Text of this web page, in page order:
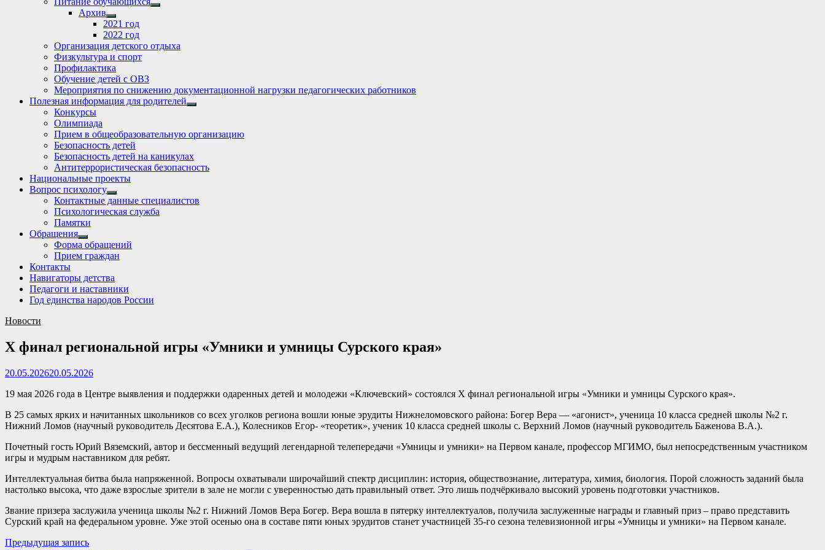
Show
Архив
Show
sub
menu
2021 год
2022 год
Организация детского отдыха
Физкультура и спорт
Профилактика
Обучение детей с ОВЗ
Мероприятия по снижению документационной нагрузки педагогических работников
Полезная информация для родителей
Show
Конкурсы
Олимпиада
Прием в общеобразовательную организацию
Безопасность детей
Безопасность детей на каникулах
Антитеррористическая безопасность
Национальные проекты
Вопрос психологу
Show
sub
menu
Контактные данные специалистов
Психологическая служба
Памятки
Обращения
Show
sub
menu
Форма обращений
Прием граждан
Контакты
Навигаторы детства
Педагоги и наставники
Год единства народов России
Новости
X финал региональной игры «Умники и умницы Сурского края»
20.05.202620.05.2026
19 мая 2026 года в Центре выявления и поддержки одаренных детей и молодежи «Ключевский» состоялся X финал региональной игры «Умники и умницы Сурского края».
В 25 самых ярких и начитанных школьников со всех уголков региона вошли юные эрудиты Нижнеломовского района: Богер Вера — «агонист», ученица 10 класса средней школы №2 г.
Нижний Ломов (научный руководитель Десятова Е.А.), Колесников Егор- «теоретик», ученик 10 класса средней школы с. Верхний Ломов (научный руководитель Баженова В.А.).
Почетный гость Юрий Вяземский, автор и бессменный ведущий легендарной телепередачи «Умницы и умники» на Первом канале, профессор МГИМО, был непосредственным участником
игры и мудрым наставником для ребят.
Интеллектуальная битва была напряженной. Вопросы охватывали широчайший спектр дисциплин: история, обществознание, литература, химия, биология. Порой сложность заданий была
настолько высока, что даже взрослые зрители в зале не могли с уверенностью дать правильный ответ. Это лишь подчёркивало высокий уровень подготовки участников.
Звание призера заслужила ученица школы №2 г. Нижний Ломов Вера Богер. Вера вошла в пятерку интеллектуалов, получила заслуженные награды и главный приз – право представить
Сурский край на федеральном уровне. Уже этой осенью она в составе пяти юных эрудитов станет участницей 35-го сезона телевизионной игры «Умницы и умники» на Первом канале.
Навигация
Предыдущая записьПредыдущая